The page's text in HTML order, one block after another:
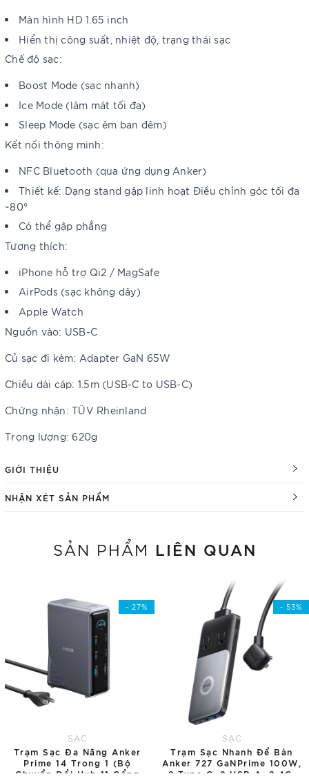
Màn hình HD 1.65 inch
Hiển thị công suất, nhiệt độ, trạng thái sạc
Chế độ sạc:
Boost Mode (sạc nhanh)
Ice Mode (làm mát tối đa)
Sleep Mode (sạc êm ban đêm)
Kết nối thông minh:
NFC Bluetooth (qua ứng dụng Anker)
Thiết kế: Dạng stand gập linh hoạt Điều chỉnh góc tối đa
~80°
Có thể gập phẳng
Tương thích:
iPhone hỗ trợ Qi2 / MagSafe
AirPods (sạc không dây)
Apple Watch
Nguồn vào: USB-C
Củ sạc đi kèm: Adapter GaN 65W
Chiều dài cáp: 1.5m (USB-C to USB-C)
Chứng nhận: TÜV Rheinland
Trọng lượng: 620g
GIỚI THIỆU
NHẬN XÉT SẢN PHẨM
SẢN PHẨM LIÊN QUAN
- 27%
SẠC
Trạm Sạc Đa Năng Anker
Prime 14 Trong 1 (Bộ
Chuyển Đổi Hub 11 Cổng
- 53%
SẠC
Trạm Sạc Nhanh Để Bàn
Anker 727 GaNPrime 100W,
2 Type C, 2 USB A, 2 AC,